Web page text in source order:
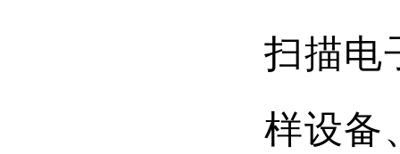
扫描电
样设备